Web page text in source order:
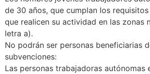
de 30 años, que cumplan los
que realicen su actividad en las zonas
letra a).
No podrán ser personas beneficiarias
subvenciones:
Las personas trabajadoras autónomas